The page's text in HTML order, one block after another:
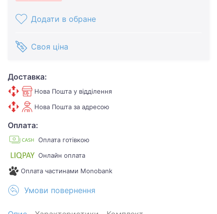
Додати в обране
Своя ціна
Доставка:
Нова Пошта у відділення
Нова Пошта за адресою
Оплата:
Оплата готівкою
Онлайн оплата
Оплата частинами Monobank
Умови повернення